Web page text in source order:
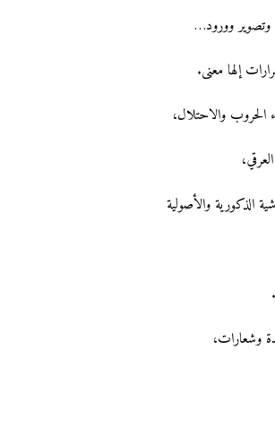
وورود…
إلها معنى.
الحروب والاحتلال،
الذكورية والأصولية
وشعارات،